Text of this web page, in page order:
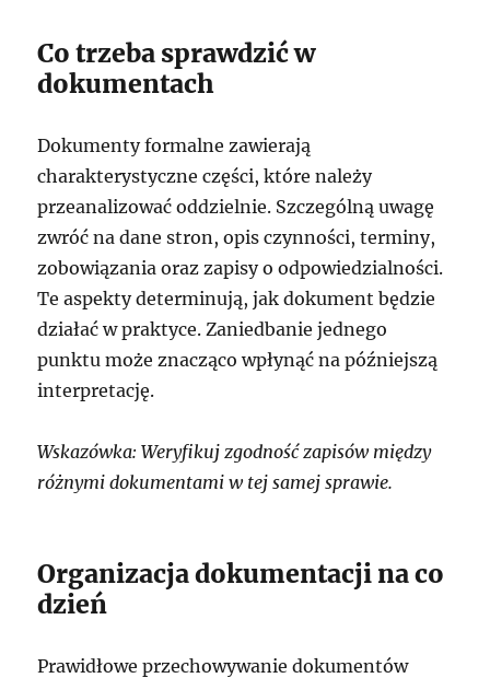
Co trzeba sprawdzić w
dokumentach
Dokumenty formalne zawierają
charakterystyczne części, które należy
przeanalizować oddzielnie. Szczególną uwagę
zwróć na dane stron, opis czynności, terminy,
zobowiązania oraz zapisy o odpowiedzialności.
Te aspekty determinują, jak dokument będzie
działać w praktyce. Zaniedbanie jednego
punktu może znacząco wpłynąć na późniejszą
interpretację.
Wskazówka: Weryfikuj zgodność zapisów między
różnymi dokumentami w tej samej sprawie.
Organizacja dokumentacji na co
dzień
Prawidłowe przechowywanie dokumentów